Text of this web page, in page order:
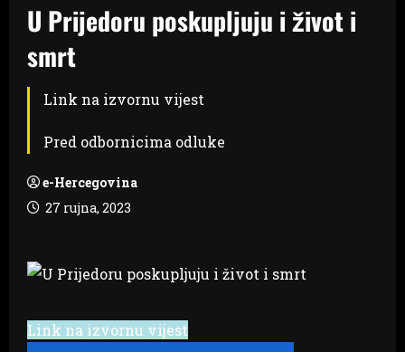
U Prijedoru poskupljuju i život i
smrt
Link na izvornu vijest
Pred odbornicima odluke
e-Hercegovina
27 rujna, 2023
Link na izvornu vijest